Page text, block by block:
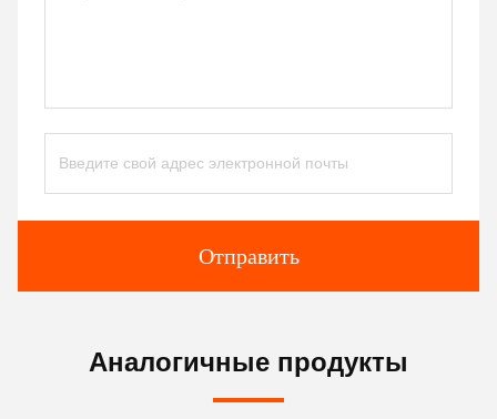
Отправить
Аналогичные продукты